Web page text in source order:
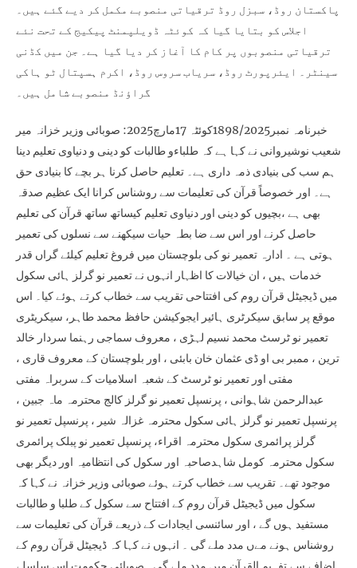
پاکستان روڈ، سبزل روڈ ترقیاتی منصوبے مکمل کر دیے گئے ہیں۔
اجلاس کو بتایا گیا کہ کوئٹہ ڈویلپمنٹ پیکیج کے تحت نئے
ترقیاتی منصوبوں پر کام کا آغاز کر دیا گیا ہے۔ جن میں کڈنی
سینٹر۔ ایئرپورٹ روڈ، سریاب سروس روڈ، اکرم ہسپتال ٹو ہاکی
گراؤنڈ منصوبے شامل ہیں۔
خبرنامہ نمبر1898/2025کوئٹہ 17مارچ2025: صوبائی وزیر خزانہ میر
شعیب نوشیروانی نے کہا ہے کہ طلباءو طالبات کو دینی و دنیاوی تعلیم دینا
ہم سب کی بنیادی ذمہ داری ہے۔ تعلیم حاصل کرنا ہر بچے کا بنیادی حق
ہے۔ اور خصوصاً قرآن کی تعلیمات سے روشناس کرانا ایک عظیم صدقہ
بھی ہے ،بچیوں کو دینی اور دنیاوی تعلیم کیساتھ ساتھ قرآن کی تعلیم
حاصل کرنے اور اس سے ضا بطہ حیات سیکھنے سے نسلوں کی تعمیر
ہوتی ہے ۔ ادارہ تعمیر نو کی بلوچستان میں فروغ تعلیم کیلئے گراں قدر
خدمات ہیں ، ان خیالات کا اظہار انہوں نے تعمیر نو گرلز ہائی سکول
میں ڈیجیٹل قرآن روم کی افتتاحی تقریب سے خطاب کرتے ہوئے کیا۔ اس
موقع پر سابق سیکرٹری ہائیر ایجوکیشن حافظ محمد طاہر، سیکریٹری
تعمیر نو ٹرسٹ محمد نسیم لہڑی ، معروف سماجی رہنما سردار خالد
ترین ، ممبر بی او ڈی عثمان خان بابئی ، اور بلوچستان کے معروف قاری ،
مفتی اور تعمیر نو ٹرسٹ کے شعبہ اسلامیات کے سربراہ مفتی
عبدالرحمن شاہوانی ، پرنسپل تعمیر نو گرلز کالج محترمہ ماہ جبین ،
پرنسپل تعمیر نو گرلز ہائی سکول محترمہ غزالہ شیر ، پرنسپل تعمیر نو
گرلز پرائمری سکول محترمہ اقراء، پرنسپل تعمیر نو پبلک پرائمری
سکول محترمہ کومل شاہدصاحبہ اور سکول کی انتظامیہ اور دیگر بھی
موجود تھے۔ تقریب سے خطاب کرتے ہوئے صوبائی وزیر خزانہ نے کہا کہ
سکول میں ڈیجیٹل قرآن روم کے افتتاح سے سکول کے طلبا و طالبات
مستفید ہوں گے ، اور سائنسی ایجادات کے ذریعے قرآن کی تعلیمات سے
روشناس ہونے مےں مدد ملے گی ۔ انہوں نے کہا کہ ڈیجیٹل قرآن روم کے